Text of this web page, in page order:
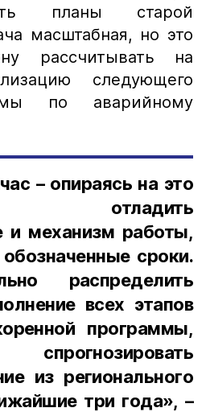
планы старой
масштабная, но это
рассчитывать на
следующего
по аварийному
– опираясь на это
отладить
и механизм работы,
сроки.
распределить
всех этапов
программы,
из регионального
три года», –